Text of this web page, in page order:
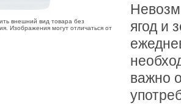
внешний вид товара без
Изображения могут отличаться от
ягод и
важно